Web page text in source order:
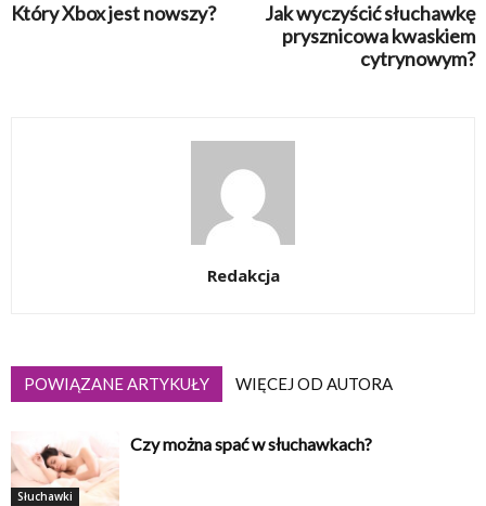
Który Xbox jest nowszy?
Jak wyczyścić słuchawkę
prysznicowa kwaskiem
cytrynowym?
Redakcja
POWIĄZANE ARTYKUŁY WIĘCEJ OD AUTORA
Słuchawki
Czy można spać w słuchawkach?